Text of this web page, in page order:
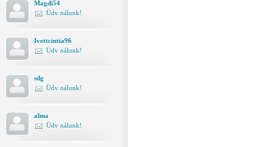
Magdi54
Üdv nálunk!
Ivettcintia96
Üdv nálunk!
sdg
Üdv nálunk!
alma
Üdv nálunk!